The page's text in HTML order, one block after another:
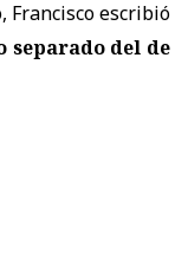
Francisco escribió
separado del de